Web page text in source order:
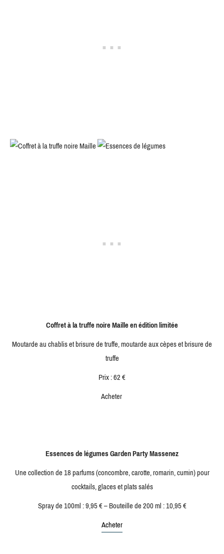
Coffret à la truffe noire Maille en édition limitée
Moutarde au chablis et brisure de truffe, moutarde aux cèpes et brisure de
truffe
Prix : 62 €
Acheter
Essences de légumes Garden Party Massenez
Une collection de 18 parfums (concombre, carotte, romarin, cumin) pour
cocktails, glaces et plats salés
Spray de 100ml : 9,95 € – Bouteille de 200 ml : 10,95 €
Acheter